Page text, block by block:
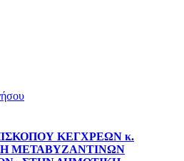
ΚΕΓΧΡΕΩΝ κ.
ΜΕΤΑΒΥΖΑΝΤΙΝΩΝ